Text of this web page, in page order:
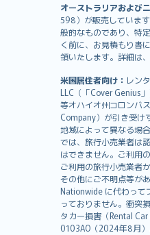
オーストラリアおよび
598）が販売していま
般的なものであり、特
く前に、お見積もり書
領いたします。詳細は
米国居住者向け： レン
LLC（「Cover Genius
等オハイオ州コロンバ
Company）が引き受け
地域によって異なる場
では、旅行小売業者は
はできません。ご利用
ご利用の旅行小売業者
その他にご不明点等が
Nationwide に代わって
っておりません。衝突
タカー損害（Rental
0103AO（2024年8月）
italiano
简体中文
繁體中文
Português
polski
עברית
Português
svenska
日本語
한국어
dansk
norsk
suomi
العربيّة